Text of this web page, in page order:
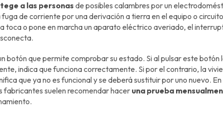
a las personasde posibles calambres por un
de corriente por una derivación a tierra en el equipo o
toca o pone en marcha un aparato eléctrico averiado, el
botón que permite comprobar su estado. Si al pulsar este botón
indica que funciona correctamente. Si por el contrario, la
que ya no es funcional y se deberá sustituir por uno nuevo. En
fabricantes suelen recomendar haceruna prueba